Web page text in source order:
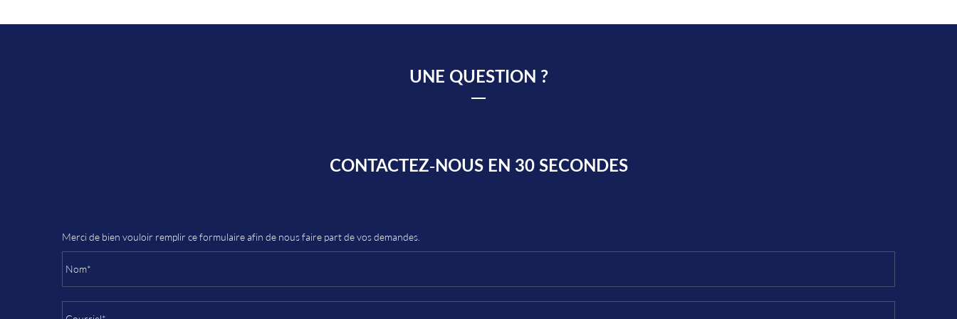
UNE QUESTION ?
CONTACTEZ-NOUS EN 30 SECONDES
Merci de bien vouloir remplir ce formulaire afin de nous faire part de vos demandes.